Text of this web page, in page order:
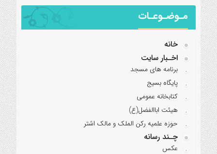
مـوضـوعـات
خانه
اخـبار سایت
برنامه‌ های مسجد
پایگاه بسیج
کتابخانه عمومی
هیئت اباالفضل(ع)
حوزه علمیه رکن الملک و مالک اشتر
چـند رسانه
عکس